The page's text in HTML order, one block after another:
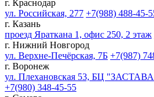
г. Краснодар
ул. Российская, 277 +7(988) 488-45-
г. Казань
проезд Яраткана 1, офис 250, 2 этаж
г. Нижний Новгород
ул. Верхне-Печёрская, 7Б +7(987)
г. Воронеж
ул. Плехановская 53, БЦ
+7(980) 348-45-55